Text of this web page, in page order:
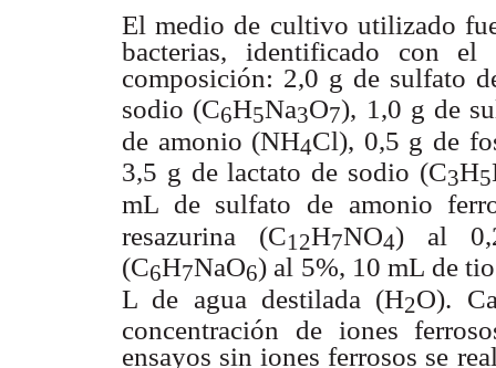
El medio de cultivo utilizado
bacterias, identificado con
composición: 2,0 g de sulfato
sodio (C6H5Na3O7), 1,0 g de
de amonio (NH4Cl), 0,5 g de
3,5 g de lactato de sodio (C3H5
mL de sulfato de amonio
resazurina (C12H7NO4) al
(C6H7NaO6) al 5%, 10 mL de
L de agua destilada (H2O).
concentración de iones
ensayos sin iones ferrosos se